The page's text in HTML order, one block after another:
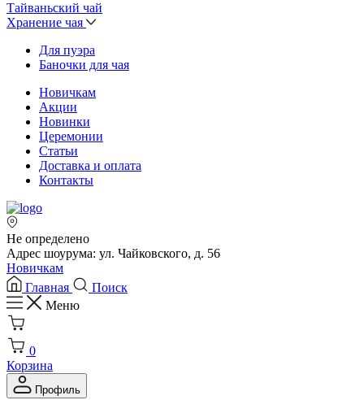
Тайваньский чай
Хранение чая
Для пуэра
Баночки для чая
Новичкам
Акции
Новинки
Церемонии
Статьи
Доставка и оплата
Контакты
Не определено
Адрес шоурума: ул. Чайковского, д. 56
Новичкам
Главная
Поиск
Меню
0
Корзина
Профиль